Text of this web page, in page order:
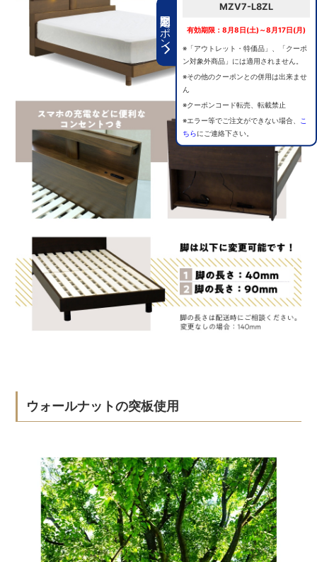
期間限定クーポン
MZV7-L8ZL
有効期限：8月8日(土)～8月17日(月)
※「アウトレット・特価品」、「クーポ
ン対象外商品」には適用されません。
※その他のクーポンとの併用は出来ませ
ん
※クーポンコード転売、転載禁止
※エラー等でご注文ができない場合、
こ
ちらにご連絡下さい。
ウォールナットの突板使用